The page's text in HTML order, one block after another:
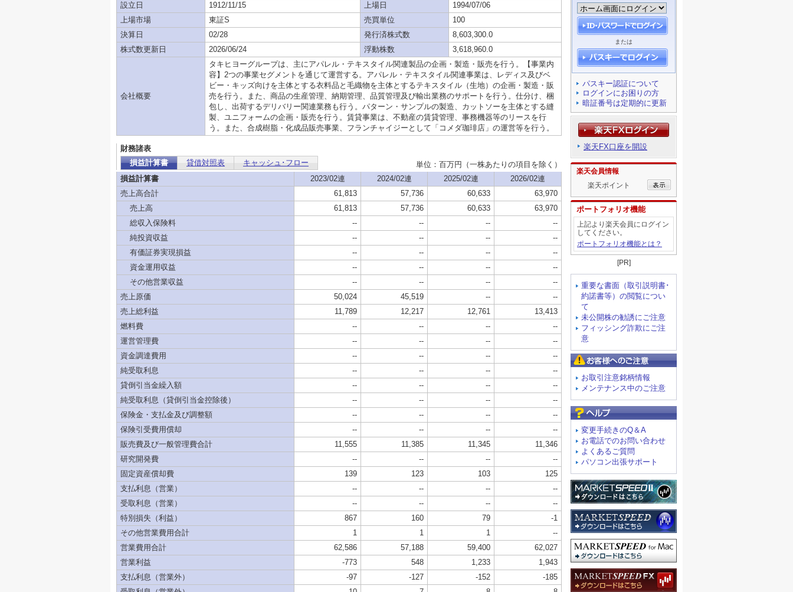
または
パスキー認証について
ログインにお困りの方
暗証番号は定期的に更新
楽天FX口座を開設
楽天会員情報
楽天ポイント
ポートフォリオ機能
上記より楽天会員にログイン
してください。
ポートフォリオ機能とは？
[PR]
重要な書面（取引説明書･
約諾書等）の閲覧につい
て
未公開株の勧誘にご注意
フィッシング詐欺にご注
意
お取引注意銘柄情報
メンテナンス中のご注意
変更手続きのQ＆A
お電話でのお問い合わせ
よくあるご質問
パソコン出張サポート